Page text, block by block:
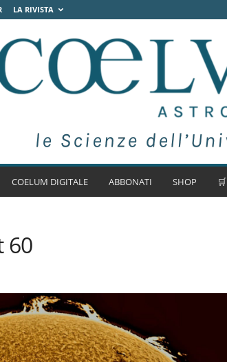
LA RIVISTA
COELUM DIGITALE ABBONATI SHOP 🛒
60